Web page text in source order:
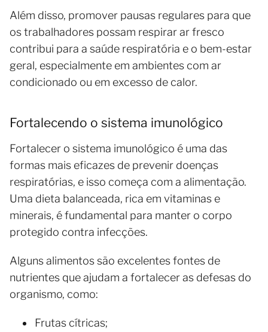
Além disso, promover pausas regulares para que
os trabalhadores possam respirar ar fresco
contribui para a saúde respiratória e o bem-estar
geral, especialmente em ambientes com ar
condicionado ou em excesso de calor.
Fortalecendo o sistema imunológico
Fortalecer o sistema imunológico é uma das
formas mais eficazes de prevenir doenças
respiratórias, e isso começa com a alimentação.
Uma dieta balanceada, rica em vitaminas e
minerais, é fundamental para manter o corpo
protegido contra infecções.
Alguns alimentos são excelentes fontes de
nutrientes que ajudam a fortalecer as defesas do
organismo, como:
Frutas cítricas;